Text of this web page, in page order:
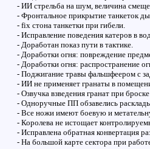
- ИИ стрельба на шум, величина
- Фронтальное прикрытие танкеток
- fix cтона танкетки при гибели.
- Исправление поведения катеров в
- Доработан показ пути в тактике.
- Доработки огня: повреждение
- Доработки огня: распространение
- Поджигание травы фальшфеером с
- ИИ не применяет гранаты в
- Озвучка взведения гранат при
- Одноручные ПП обзавелись
- Все ножи имеют боевую и
- Королева не истощает
- Исправлена обратная конвертация
- На большой карте сектора при